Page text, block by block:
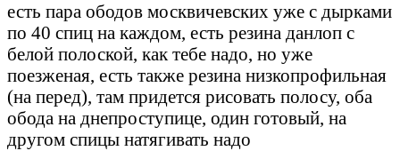
есть пара ободов москвичевских уже с дырками
по 40 спиц на каждом, есть резина данлоп с
белой полоской, как тебе надо, но уже
поезженая, есть также резина низкопрофильная
(на перед), там придется рисовать полосу, оба
обода на днепроступице, один готовый, на
другом спицы натягивать надо